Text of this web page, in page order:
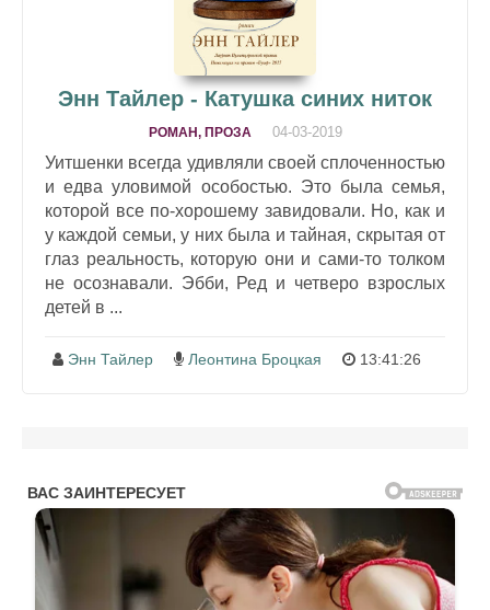
Энн Тайлер - Катушка синих ниток
РОМАН, ПРОЗА 04-03-2019
Уитшенки всегда удивляли своей сплоченностью
и едва уловимой особостью. Это была семья,
которой все по-хорошему завидовали. Но, как и
у каждой семьи, у них была и тайная, скрытая от
глаз реальность, которую они и сами-то толком
не осознавали. Эбби, Ред и четверо взрослых
детей в ...
Энн Тайлер Леонтина Броцкая 13:41:26